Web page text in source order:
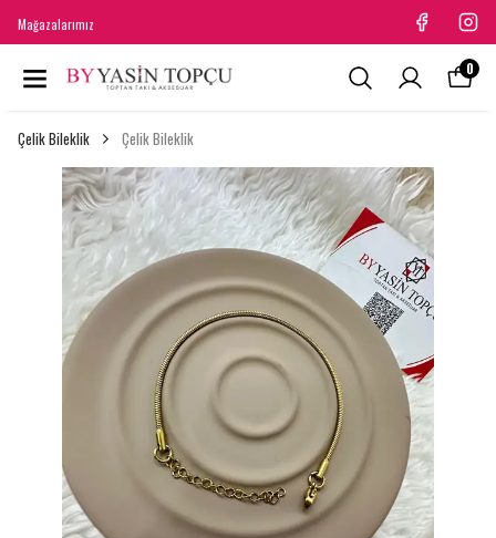
Mağazalarımız
0
Çelik Bileklik Çelik Bileklik